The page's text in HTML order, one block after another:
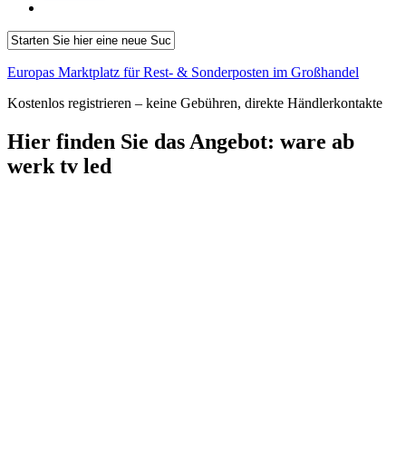
Europas Marktplatz für Rest- & Sonderposten im Großhandel
Kostenlos registrieren – keine Gebühren, direkte Händlerkontakte
Hier finden Sie das Angebot: ware ab
werk tv led